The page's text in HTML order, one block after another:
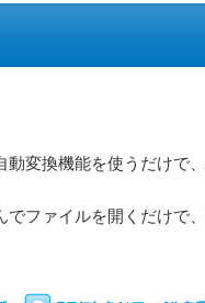
変換機能を使うだけで
ファイルを開くだけで